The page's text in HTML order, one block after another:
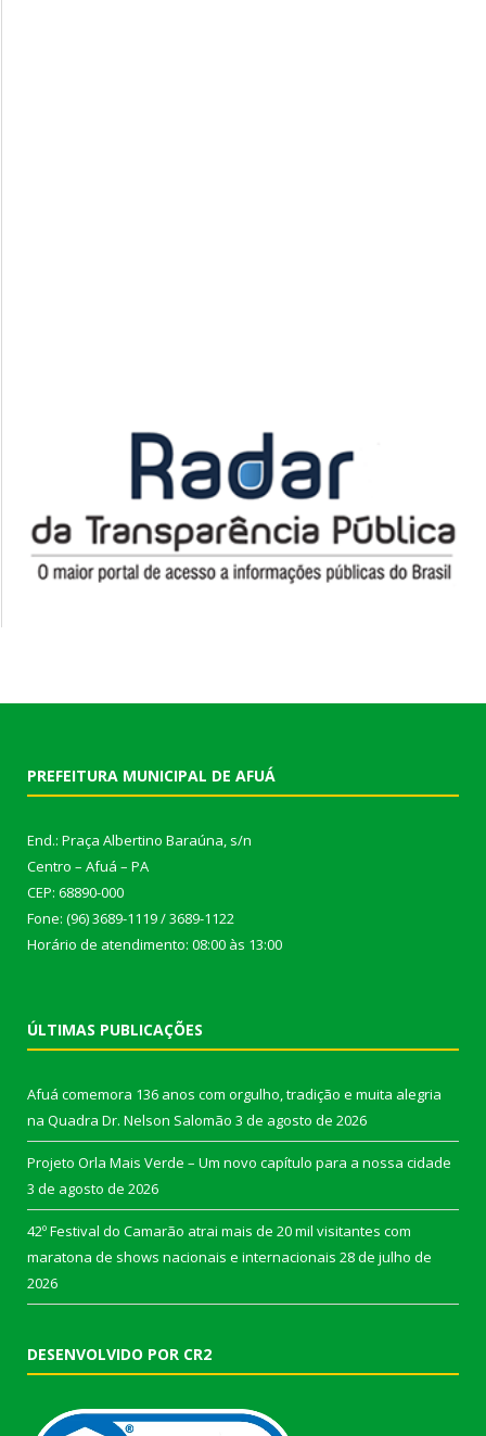
PREFEITURA MUNICIPAL DE AFUÁ
End.: Praça Albertino Baraúna, s/n
Centro – Afuá – PA
CEP: 68890-000
Fone: (96) 3689-1119 / 3689-1122
Horário de atendimento: 08:00 às 13:00
ÚLTIMAS PUBLICAÇÕES
Afuá comemora 136 anos com orgulho, tradição e muita alegria
na Quadra Dr. Nelson Salomão 3 de agosto de 2026
Projeto Orla Mais Verde – Um novo capítulo para a nossa cidade
3 de agosto de 2026
42º Festival do Camarão atrai mais de 20 mil visitantes com
maratona de shows nacionais e internacionais 28 de julho de
2026
DESENVOLVIDO POR CR2